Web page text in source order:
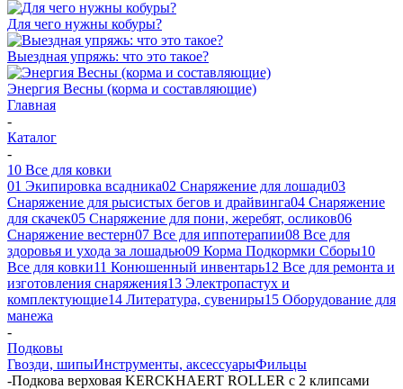
Для чего нужны кобуры?
Выездная упряжь: что это такое?
Энергия Весны (корма и составляющие)
Главная
-
Каталог
-
10 Все для ковки
01 Экипировка всадника02 Снаряжение для лошади03
Снаряжение для рысистых бегов и драйвинга04 Снаряжение
для скачек05 Снаряжение для пони, жеребят, осликов06
Снаряжение вестерн07 Все для иппотерапии08 Все для
здоровья и ухода за лошадью09 Корма Подкормки Сборы10
Все для ковки11 Конюшенный инвентарь12 Все для ремонта и
изготовления снаряжения13 Электропастух и
комплектующие14 Литература, сувениры15 Оборудование для
манежа
-
Подковы
Гвозди, шипыИнструменты, аксессуарыФильцы
-Подкова верховая KERCKHAERT ROLLER с 2 клипсами